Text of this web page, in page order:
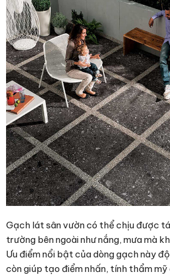
Gạch lát sân vườn có thể chịu được
trường bên ngoài như nắng, mưa mà
Ưu điểm nổi bật của dòng gạch này
còn giúp tạo điểm nhấn, tính thẩm mỹ